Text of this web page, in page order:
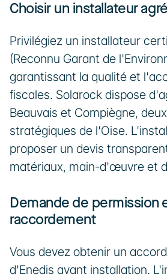
Choisir un installateur
Privilégiez un installateur
(Reconnu Garant de
garantissant la qualité et
fiscales. Solarock dispose
Beauvais et Compiègne,
stratégiques de l'Oise.
proposer un devis
matériaux, main-d'œuvre et
Demande de permission
raccordement
Vous devez obtenir un
d'Enedis avant installation.